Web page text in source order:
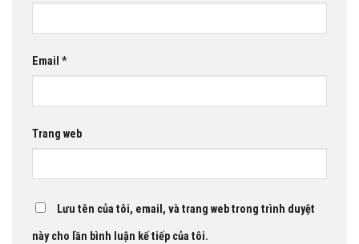
Email *
Trang web
Lưu tên của tôi, email, và trang web trong trình duyệt
này cho lần bình luận kế tiếp của tôi.